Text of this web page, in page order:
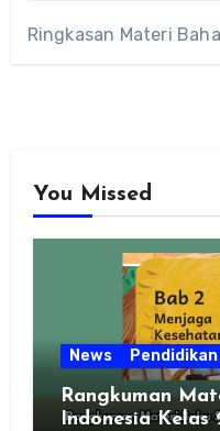
Ringkasan Materi
You Missed
News Pendidikan
Rangkuman
Indonesia Kelas